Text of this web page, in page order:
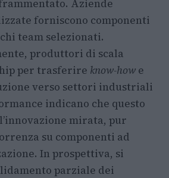
Aziende
forniscono componenti
team selezionati.
produttori di scala
per trasferire know-how e
verso settori industriali
indicano che questo
mirata, pur
su componenti ad
In prospettiva, si
parziale dei